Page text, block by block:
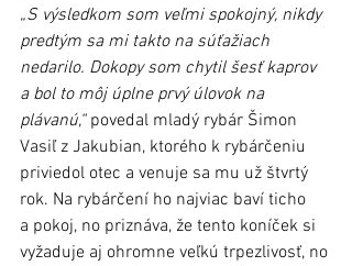
„S výsledkom som veľmi spokojný, nikdy
predtým sa mi takto na súťažiach
nedarilo. Dokopy som chytil šesť kaprov
a bol to môj úplne prvý úlovok na
plávanú,“ povedal mladý rybár Šimon
Vasiľ z Jakubian, ktorého k rybárčeniu
priviedol otec a venuje sa mu už štvrtý
rok. Na rybárčení ho najviac baví ticho
a pokoj, no priznáva, že tento koníček si
vyžaduje aj ohromne veľkú trpezlivosť, no